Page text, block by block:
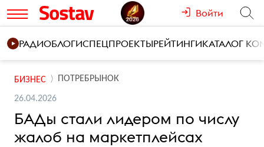
Войти
РАДИОБЛОГИСПЕЦПРОЕКТЫРЕЙТИНГИКАТАЛОГ
БИЗНЕС ПОТРЕБРЫНОК
26.04.2026
БАДы стали лидером по числу
жалоб на маркетплейсах